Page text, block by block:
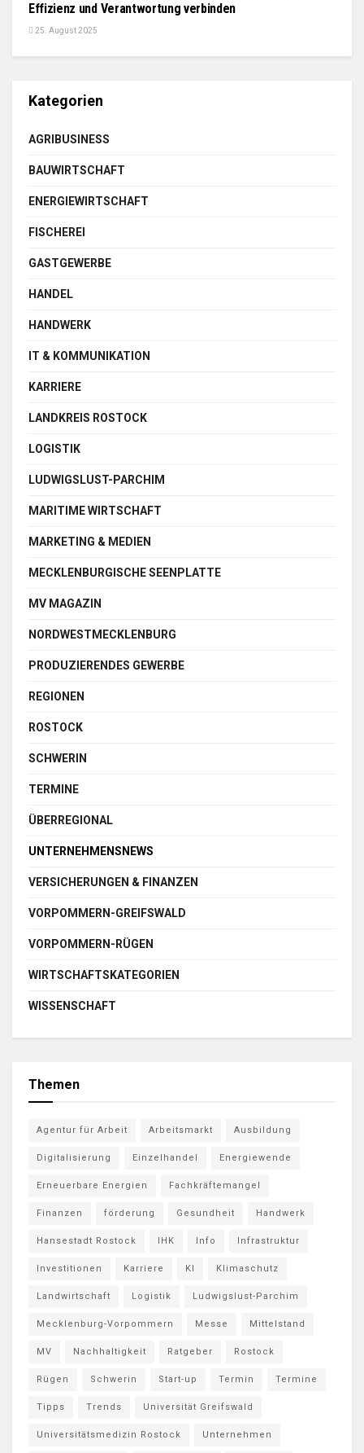
Effizienz und Verantwortung verbinden
25. August 2025
Kategorien
AGRIBUSINESS
BAUWIRTSCHAFT
ENERGIEWIRTSCHAFT
FISCHEREI
GASTGEWERBE
HANDEL
HANDWERK
IT & KOMMUNIKATION
KARRIERE
LANDKREIS ROSTOCK
LOGISTIK
LUDWIGSLUST-PARCHIM
MARITIME WIRTSCHAFT
MARKETING & MEDIEN
MECKLENBURGISCHE SEENPLATTE
MV MAGAZIN
NORDWESTMECKLENBURG
PRODUZIERENDES GEWERBE
REGIONEN
ROSTOCK
SCHWERIN
TERMINE
ÜBERREGIONAL
UNTERNEHMENSNEWS
VERSICHERUNGEN & FINANZEN
VORPOMMERN-GREIFSWALD
VORPOMMERN-RÜGEN
WIRTSCHAFTSKATEGORIEN
WISSENSCHAFT
Themen
Agentur für Arbeit Arbeitsmarkt Ausbildung
Digitalisierung Einzelhandel Energiewende
Erneuerbare Energien Fachkräftemangel
Finanzen förderung Gesundheit Handwerk
Hansestadt Rostock IHK Info Infrastruktur
Investitionen Karriere KI Klimaschutz
Landwirtschaft Logistik Ludwigslust-Parchim
Mecklenburg-Vorpommern Messe Mittelstand
MV Nachhaltigkeit Ratgeber Rostock
Rügen Schwerin Start-up Termin Termine
Tipps Trends Universität Greifswald
Universitätsmedizin Rostock Unternehmen